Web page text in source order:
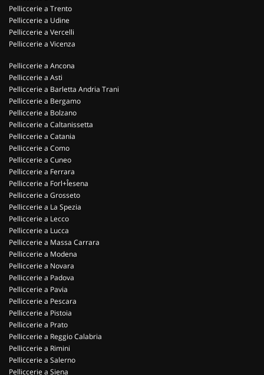
Pelliccerie a Trento
Pelliccerie a Udine
Pelliccerie a Vercelli
Pelliccerie a Vicenza
Pelliccerie a Ancona
Pelliccerie a Asti
Pelliccerie a Barletta Andria Trani
Pelliccerie a Bergamo
Pelliccerie a Bolzano
Pelliccerie a Caltanissetta
Pelliccerie a Catania
Pelliccerie a Como
Pelliccerie a Cuneo
Pelliccerie a Ferrara
Pelliccerie a Forl+Îesena
Pelliccerie a Grosseto
Pelliccerie a La Spezia
Pelliccerie a Lecco
Pelliccerie a Lucca
Pelliccerie a Massa Carrara
Pelliccerie a Modena
Pelliccerie a Novara
Pelliccerie a Padova
Pelliccerie a Pavia
Pelliccerie a Pescara
Pelliccerie a Pistoia
Pelliccerie a Prato
Pelliccerie a Reggio Calabria
Pelliccerie a Rimini
Pelliccerie a Salerno
Pelliccerie a Siena